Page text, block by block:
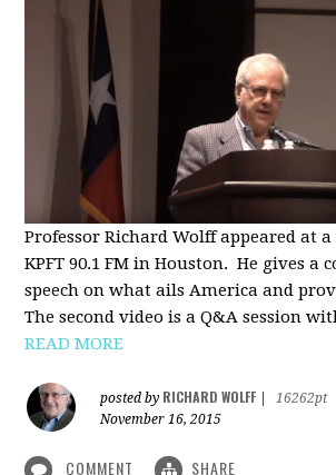
Professor Richard Wolff appeared at
KPFT 90.1 FM in Houston. He gives a
speech on what ails America and
The second video is a Q&A session
READ MORE
posted by RICHARD WOLFF
16262pt
November 16, 2015
COMMENT SHARE